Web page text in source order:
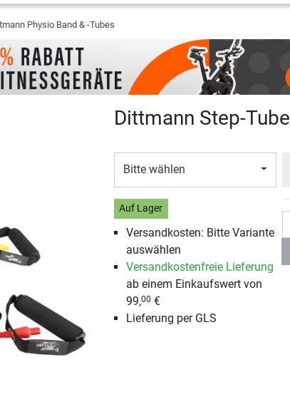
Physio Band & -Tubes
Dittmann Step-Tube
Bitte wählen
Auf Lager
Versandkosten: Bitte Variante
auswählen
Versandkostenfreie Lieferung
ab einem Einkaufswert von
99,00 €
Lieferung per GLS